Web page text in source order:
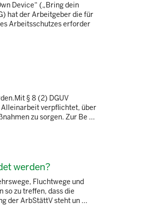
Device“ („Bring dein
hat der Arbeitgeber die für
Arbeitsschutzes erforder
§ 8 (2) DGUV
verpflichtet, über
zu sorgen. Zur Be ...
werden?
Fluchtwege und
so zu treffen, dass die
der ArbStättV steht un ...